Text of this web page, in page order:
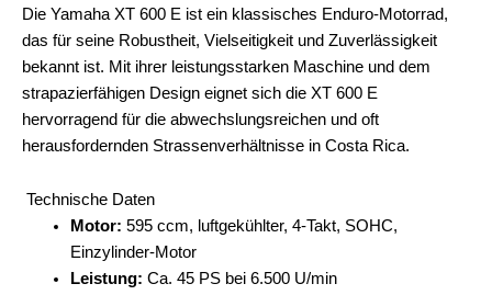
Die Yamaha XT 600 E ist ein klassisches Enduro-Motorrad,
das für seine Robustheit, Vielseitigkeit und Zuverlässigkeit
bekannt ist. Mit ihrer leistungsstarken Maschine und dem
strapazierfähigen Design eignet sich die XT 600 E
hervorragend für die abwechslungsreichen und oft
herausfordernden Strassenverhältnisse in Costa Rica.
Technische Daten
Motor: 595 ccm, luftgekühlter, 4-Takt, SOHC,
Einzylinder-Motor
Leistung: Ca. 45 PS bei 6.500 U/min